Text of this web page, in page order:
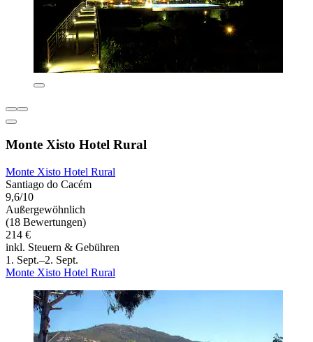
Monte Xisto Hotel Rural
Monte Xisto Hotel Rural
Santiago do Cacém
9,6/10
Außergewöhnlich
(18 Bewertungen)
214 €
inkl. Steuern & Gebühren
1. Sept.–2. Sept.
Monte Xisto Hotel Rural